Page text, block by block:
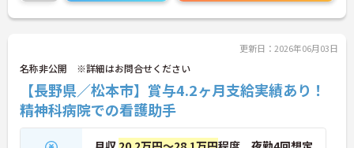
更新日：2026年06月03日
名称非公開 ※詳細はお問合せください
【長野県／松本市】賞与4.2ヶ月支給実績あり！
精神科病院での看護助手